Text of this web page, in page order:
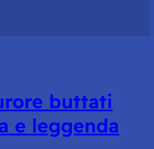
buttati
e leggenda